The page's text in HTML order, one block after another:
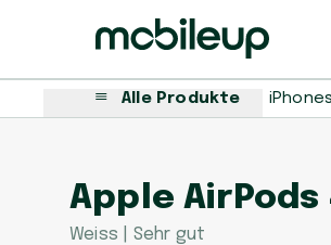
Alle Produkte iPhones
Apple AirPods
Weiss | Sehr gut